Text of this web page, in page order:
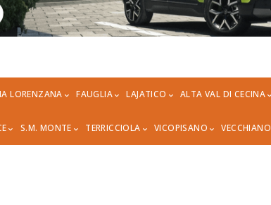
LORENZANA FAUGLIA LAJATICO ALTA VAL DI CECINA
S.M. MONTE TERRICCIOLA VICOPISANO VECCHIANO